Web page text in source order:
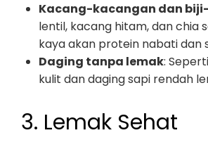
Kacang-kacangan dan
lentil, kacang hitam, dan chia
kaya akan protein nabati dan
Daging tanpa lemak:
kulit dan daging sapi rendah
3. Lemak Sehat